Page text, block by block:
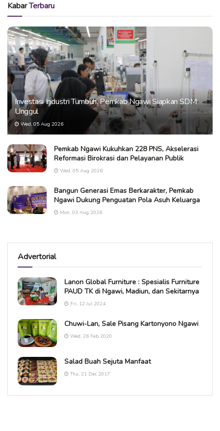
KabarTerbaru
Investasi Industri Tumbuh, Pemkab Ngawi Siapkan SDM
Unggul
Wed, 05 Aug 2026
Pemkab Ngawi Kukuhkan 228 PNS, Akselerasi
Reformasi Birokrasi dan Pelayanan Publik
Wed, 05 Aug 2026
Bangun Generasi Emas Berkarakter, Pemkab
Ngawi Dukung Penguatan Pola Asuh Keluarga
Mon, 03 Aug 2026
Advertorial
Lanon Global Furniture : Spesialis Furniture
PAUD TK di Ngawi, Madiun, dan Sekitarnya
Fri, 12 Jul 2024
Chuwi-Lan, Sale Pisang Kartonyono Ngawi
Wed, 26 Feb 2020
Salad Buah Sejuta Manfaat
Thu, 21 Dec 2017